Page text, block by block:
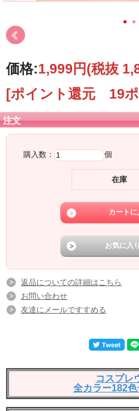
価格:1,999円(税抜
[ポイント還元 19
注文
購入数： 個
在庫
返品についての詳細はこちら
お問い合わせ
友達にメールですすめる
コスプレ
全カラー182